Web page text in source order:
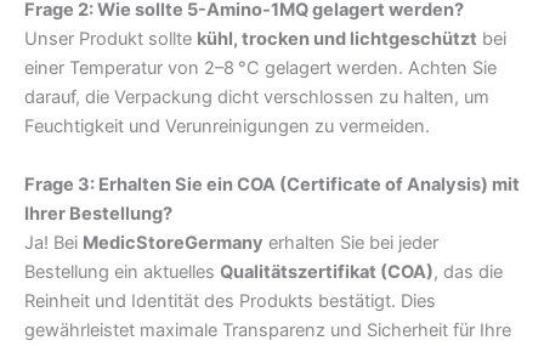
Frage 2: Wie sollte 5-Amino-1MQ gelagert werden?
Unser Produkt sollte kühl, trocken und lichtgeschützt bei
einer Temperatur von 2–8 °C gelagert werden. Achten Sie
darauf, die Verpackung dicht verschlossen zu halten, um
Feuchtigkeit und Verunreinigungen zu vermeiden.
Frage 3: Erhalten Sie ein COA (Certificate of Analysis) mit
Ihrer Bestellung?
Ja! Bei MedicStoreGermany erhalten Sie bei jeder
Bestellung ein aktuelles Qualitätszertifikat (COA), das die
Reinheit und Identität des Produkts bestätigt. Dies
gewährleistet maximale Transparenz und Sicherheit für Ihre